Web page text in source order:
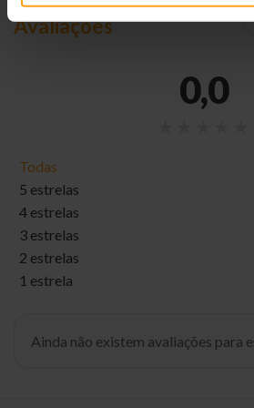
Avaliações
0,0
Todas
5 estrelas
4 estrelas
3 estrelas
2 estrelas
1 estrela
Ainda não existem avaliações para